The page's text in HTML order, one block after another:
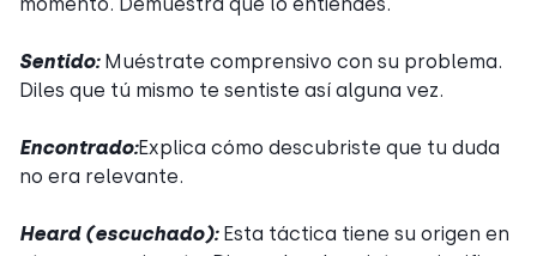
Sentido:Muéstrate comprensivo con su problema.
Diles que tú mismo te sentiste así alguna vez.
Encontrado:Explica cómo descubriste que tu duda
no era relevante.
Heard (escuchado): Esta táctica tiene su origen en